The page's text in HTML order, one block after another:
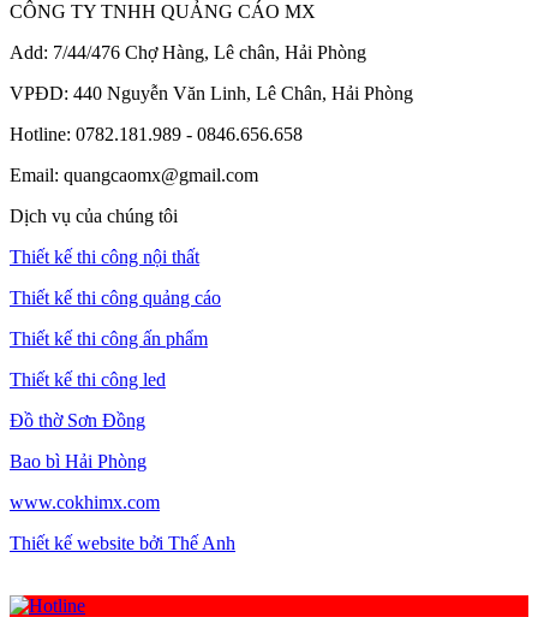
CÔNG TY TNHH QUẢNG CÁO MX
Add: 7/44/476 Chợ Hàng, Lê chân, Hải Phòng
VPĐD: 440 Nguyễn Văn Linh, Lê Chân, Hải Phòng
Hotline: 0782.181.989 - 0846.656.658
Email: quangcaomx@gmail.com
Dịch vụ của chúng tôi
Thiết kế thi công nội thất
Thiết kế thi công quảng cáo
Thiết kế thi công ấn phẩm
Thiết kế thi công led
Đồ thờ Sơn Đồng
Bao bì Hải Phòng
www.cokhimx.com
Thiết kế website bởi Thế Anh